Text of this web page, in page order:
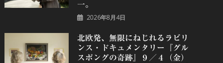
一。
2026年8月4日
北欧発、無限にねじれるラビリ
ンス・ドキュメンタリー『グル
スポングの奇跡』９／４（金）